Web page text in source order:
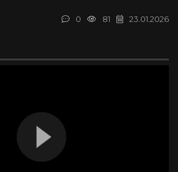
23.01.2026
81
0